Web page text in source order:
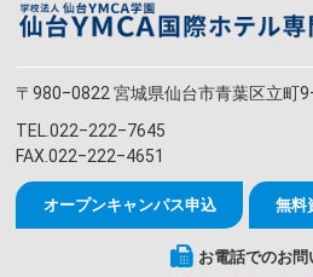
〒980‒0822 宮城県仙台市青葉区立
TEL.022‒222‒7645
FAX.022‒222‒4651
オープンキャンパス申込 無料
お電話でのお問